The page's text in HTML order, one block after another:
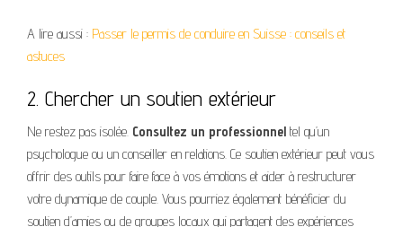
A lire aussi : Passer le permis de conduire en Suisse : conseils et
astuces
2. Chercher un soutien extérieur
Ne restez pas isolée. Consultez un professionnel tel qu’un
psychologue ou un conseiller en relations. Ce soutien extérieur peut vous
offrir des outils pour faire face à vos émotions et aider à restructurer
votre dynamique de couple. Vous pourriez également bénéficier du
soutien d’amies ou de groupes locaux qui partagent des expériences